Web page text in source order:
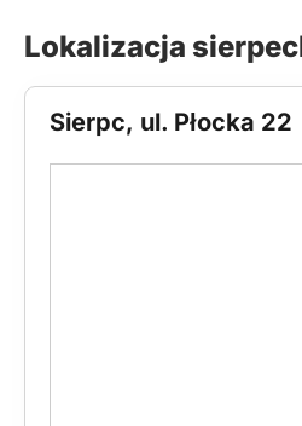
Lokalizacja
Sierpc, ul. Płocka 22